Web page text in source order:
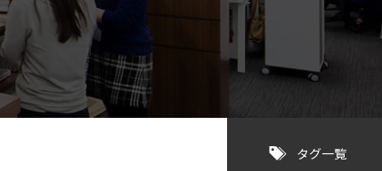
タグ一覧